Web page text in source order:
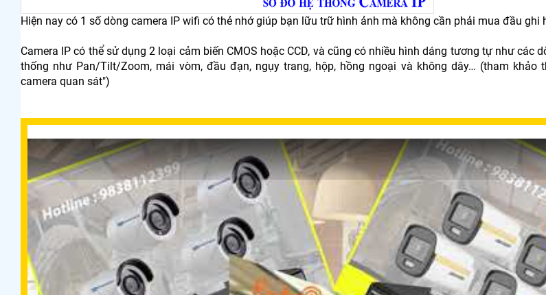
Hiện nay có 1 số dòng camera IP wifi có thẻ nhớ giúp bạn lữu trữ hình ảnh mà không cần phải mua đầu ghi
Camera IP có thể sử dụng 2 loại cảm biến CMOS hoặc CCD, và cũng có nhiều hình dáng tương tự như các
thống như Pan/Tilt/Zoom, mái vòm, đầu đạn, ngụy trang, hộp, hồng ngoại và không dây… (tham khảo
camera quan sát")